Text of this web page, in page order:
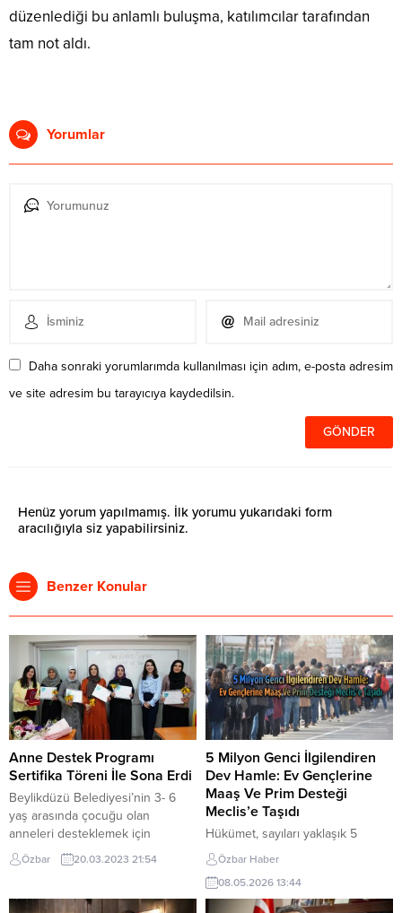
düzenlediği bu anlamlı buluşma, katılımcılar tarafından
tam not aldı.
Yorumlar
Daha sonraki yorumlarımda kullanılması için adım, e-posta adresim
ve site adresim bu tarayıcıya kaydedilsin.
Henüz yorum yapılmamış. İlk yorumu yukarıdaki form
aracılığıyla siz yapabilirsiniz.
Benzer Konular
Anne Destek Programı
Sertifika Töreni İle Sona Erdi
Beylikdüzü Belediyesi’nin 3- 6
yaş arasında çocuğu olan
anneleri desteklemek için
başlattığı Anne Destek Programı
sona erdi. Anne Çocuk Eğitim
boyunca süren programı
Özbar 20.03.2023 21:54
5 Milyon Genci İlgilendiren
Dev Hamle: Ev Gençlerine
Maaş Ve Prim Desteği
Meclis’e Taşıdı
Hükümet, sayıları yaklaşık 5
milyona ulaşan ve literatürde
“NEET” (ne eğitimde ne
istihdamda) olarak tanımlanan “ev
gençleri” için kapsamlı bir
Özbar Haber
08.05.2026 13:44